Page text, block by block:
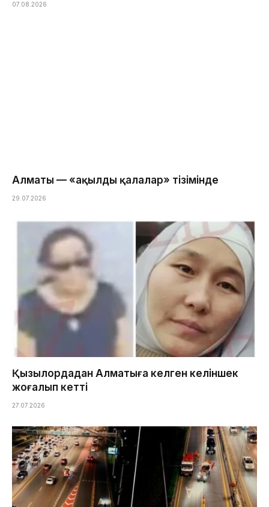
07.08.2026
Алматы — «ақылды қалалар» тізімінде
29.07.2026
Қызылордадан Алматыға келген келіншек
жоғалып кетті
27.07.2026